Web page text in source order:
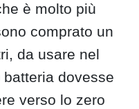
è molto più
comprato un
da usare nel
dovesse
verso lo zero